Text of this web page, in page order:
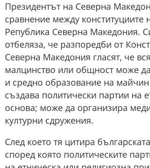
Президентът на Северна
сравнение между конституциите
Република Северна Македония.
отбеляза, че разпоредби от
Северна Македония гласят, че
малцинство или общност може
и средно образование на
създава политически партии на
основа; може да организира
културни сдружения.
След което тя цитира
според която политическите